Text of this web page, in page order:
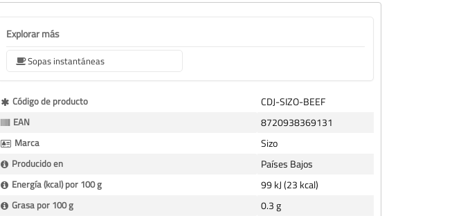
Explorar más
Sopas instantáneas
Más
Información
Código de producto CDJ-SIZO-BEEF
EAN 8720938369131
Marca Sizo
Producido en Países Bajos
Energía (kcal) por 100 g 99 kJ (23 kcal)
Grasa por 100 g 0.3 g